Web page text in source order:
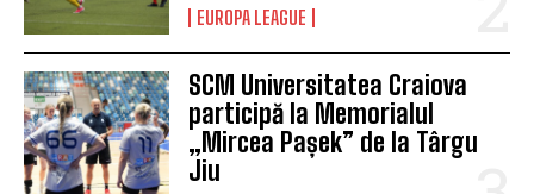
EUROPA LEAGUE
SCM Universitatea Craiova
participă la Memorialul
„Mircea Pașek” de la Târgu
Jiu